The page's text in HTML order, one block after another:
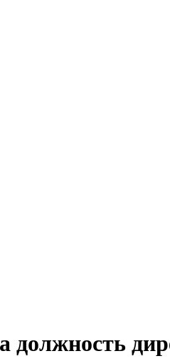
должность